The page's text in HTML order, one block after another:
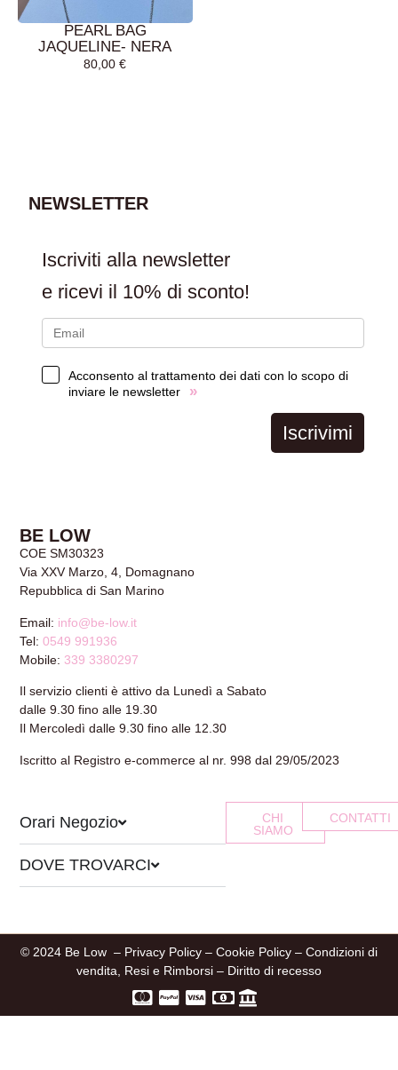
PEARL BAG
JAQUELINE- NERA
80,00€
NEWSLETTER
Iscriviti alla newsletter
e ricevi il 10% di sconto!
Acconsento al trattamento dei dati con lo scopo di
inviare le newsletter
»
Iscrivimi
BE LOW
COE SM30323
Via XXV Marzo, 4, Domagnano
Repubblica di San Marino
Email: info@be-low.it
Tel:0549 991936
Mobile: 339 3380297
Il servizio clienti è attivo da Lunedì a Sabato
dalle 9.30 fino alle 19.30
Il Mercoledì dalle 9.30 fino alle 12.30
Iscritto al Registro e-commerce al nr. 998 dal 29/05/2023
Orari Negozio
DOVE TROVARCI
CHI
SIAMO
CONTATTI
© 2024 Be Low – Privacy Policy – Cookie Policy – Condizioni di
vendita, Resi e Rimborsi – Diritto di recesso